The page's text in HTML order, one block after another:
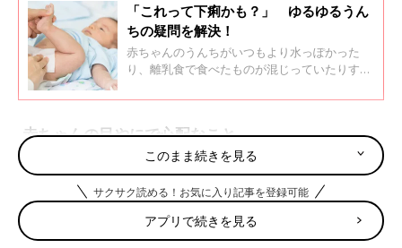
「これって下痢かも？」 ゆるゆるうん
ちの疑問を解決！
赤ちゃんのうんちがいつもより水っぽかった
り、離乳食で食べたものが混じっていたりする
多いでしょう。うんちの状態には個人差が大き
ても変化が見られます。
赤ちゃんの目やにで心配なこと
目やには新生児からよく見られます。心配なケースは2つ。1つ
は、1～2ケ月の赤ちゃんに多く見られる、「鼻涙管閉塞（びるい
かんへいそく）」が疑われるケースです。この「鼻涙管」という
のは、簡単にいうと涙の通り道。目を保護するため、常に分泌し
このまま続きを見る
サクサク読める！お気に入り記事を登録可能
アプリで続きを見る